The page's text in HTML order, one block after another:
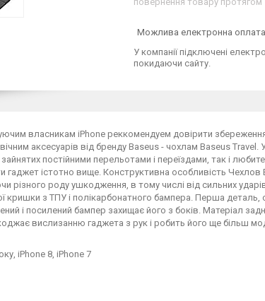
У компанії підключені
покидаючи сайту.
власникам iPhone реккомендуем довірити
аксесуарів від бренду Baseus - чохлам Baseus Travel.
постійними перельотами і переїздами, так і
гаджет істотно вище. Конструктивна особливість Чехлов
різного роду ушкодження, в тому числі від сильних
кришки з ТПУ і полікарбонатного бампера. Перша деталь,
і посилений бампер захищає його з боків. Матеріал
вислизанню гаджета з рук і робить його ще більш
iPhone 8, iPhone 7